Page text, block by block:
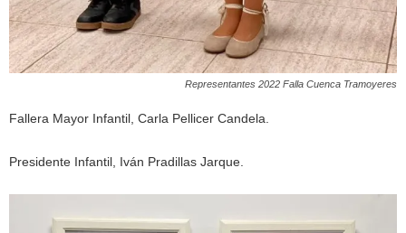
Representantes 2022 Falla Cuenca Tramoyeres
Fallera Mayor Infantil, Carla Pellicer Candela.
Presidente Infantil, Iván Pradillas Jarque.